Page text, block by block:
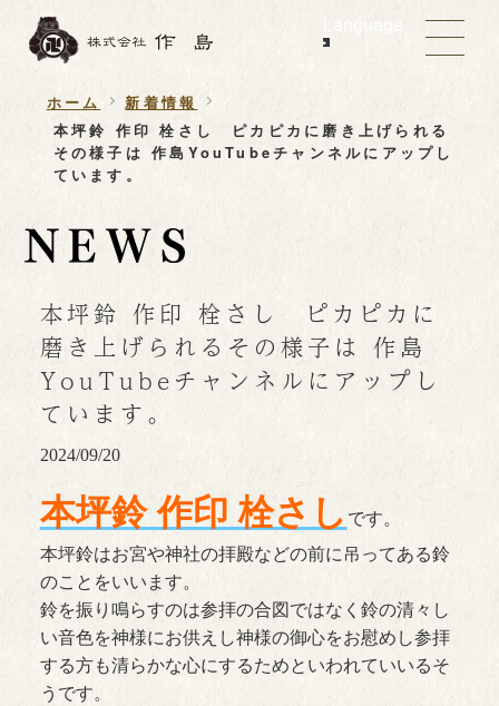
Language
ホーム
新着情報
本坪鈴 作印 栓さし ピカピカに磨き上げられる
その様子は 作島YouTubeチャンネルにアップし
ています。
本坪鈴 作印 栓さし ピカピカに
磨き上げられるその様子は 作島
YouTubeチャンネルにアップし
ています。
2024/09/20
本坪鈴 作印 栓さし です。
本坪鈴はお宮や神社の拝殿などの前に吊ってある鈴
のことをいいます。
鈴を振り鳴らすのは参拝の合図ではなく鈴の清々し
い音色を神様にお供えし神様の御心をお慰めし参拝
する方も清らかな心にするためといわれていいるそ
うです。